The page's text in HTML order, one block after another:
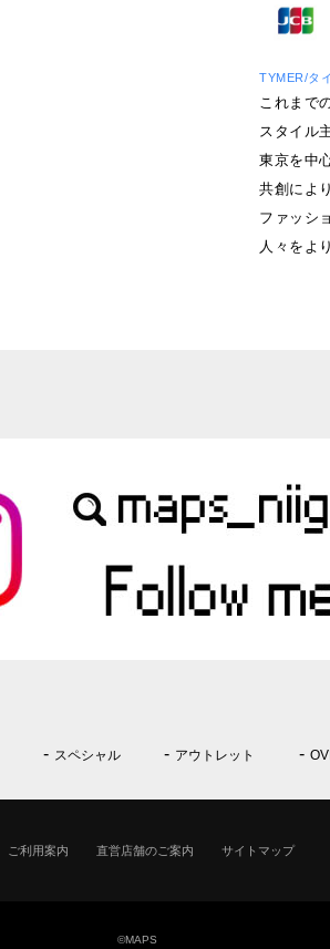
TYMER/タ
これまで
スタイル
東京を中
共創によ
ファッシ
人々をよ
スペシャル アウトレット
ご利用案内 直営店舗のご案内 サイトマップ
©MAPS